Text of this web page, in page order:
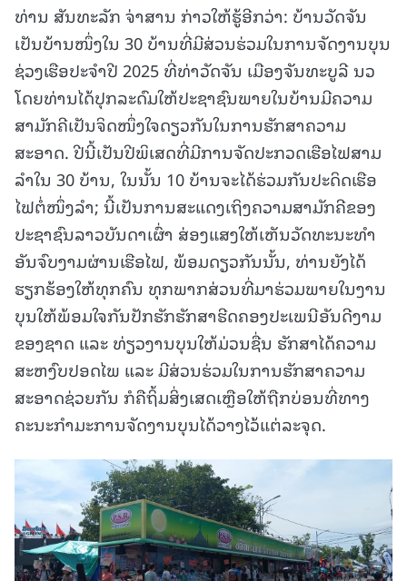
ທ່ານ ສັນທະລັກ ຈ່າສານ ກ່າວໃຫ້ຮູ້ອີກວ່າ: ບ້ານວັດຈັນ
ເປັນບ້ານໜຶ່ງໃນ 30 ບ້ານທີ່ມີສ່ວນຮ່ວມໃນການຈັດງານບຸນ
ຊ່ວງເຮືອປະຈຳປີ 2025 ທີ່ທ່າວັດຈັນ ເມືອງຈັນທະບູລີ ນວ
ໂດຍທ່ານໄດ້ປຸກລະດົມໃຫ້ປະຊາຊົນພາຍໃນບ້ານມີຄວາມ
ສາມັກຄີເປັນຈິດໜຶ່ງໃຈດຽວກັນໃນການຮັກສາຄວາມ
ສະອາດ. ປີນີ້ເປັນປີພິເສດທີ່ມີການຈັດປະກວດເຮືອໄຟສາມ
ລໍາໃນ 30 ບ້ານ, ໃນນັ້ນ 10 ບ້ານຈະໄດ້ຮ່ວມກັນປະດິດເຮືອ
ໄຟຕໍ່ໜຶ່ງລໍາ; ນີ້ເປັນການສະແດງເຖິງຄວາມສາມັກຄີຂອງ
ປະຊາຊົນລາວບັນດາເຜົ່າ ສ່ອງແສງໃຫ້ເຫັນວັດທະນະທຳ
ອັນຈົບງາມຜ່ານເຮືອໄຟ, ພ້ອມດຽວກັນນັ້ນ, ທ່ານຍັງໄດ້
ຮຽກຮ້ອງໃຫ້ທຸກຄົນ ທຸກພາກສ່ວນທີ່ມາຮ່ວມພາຍໃນງານ
ບຸນໃຫ້ພ້ອມໃຈກັນປັກຮັກຮັກສາຮີດຄອງປະເພນີອັນດີງາມ
ຂອງຊາດ ແລະ ທ່ຽວງານບຸນໃຫ້ມ່ວນຊື່ນ ຮັກສາໄດ້ຄວາມ
ສະຫງົບປອດໄພ ແລະ ມີສ່ວນຮ່ວມໃນການຮັກສາຄວາມ
ສະອາດຊ່ວຍກັນ ກໍຄືຖິ້ມສິ່ງເສດເຫຼືອໃຫ້ຖືກບ່ອນທີ່ທາງ
ຄະນະກຳມະການຈັດງານບຸນໄດ້ວາງໄວ້ແຕ່ລະຈຸດ.